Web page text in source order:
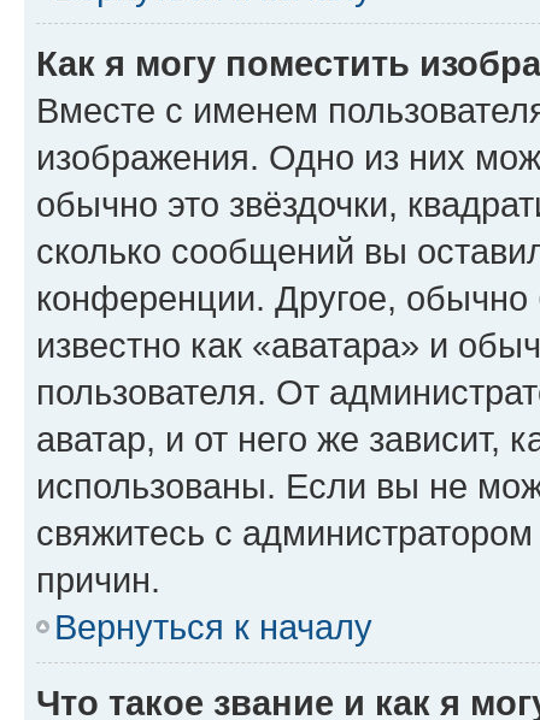
Как я могу поместить
Вместе с именем
изображения. Одно из них
обычно это звёздочки,
сколько сообщений вы
конференции. Другое,
известно как «аватара» и
пользователя. От
аватар, и от него же зависит,
использованы. Если вы не
свяжитесь с
причин.
Вернуться к началу
Что такое звание и как я